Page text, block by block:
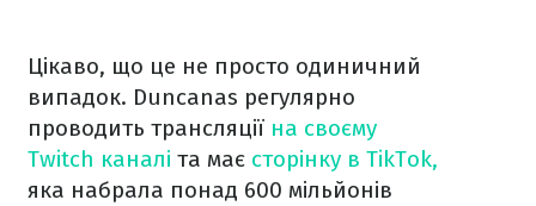
Цікаво, що це не просто одиничний
випадок. Duncanas регулярно
проводить трансляції на своєму
Twitch каналі та має сторінку в TikTok,
яка набрала понад 600 мільйонів